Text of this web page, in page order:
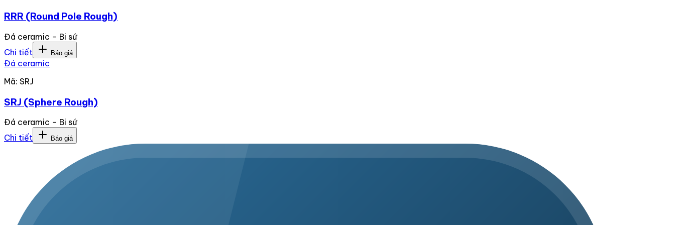
RRR (Round Pole Rough)
Đá ceramic – Bi sứ
Chi tiết
Báo giá
Đá ceramic
Mã: SRJ
SRJ (Sphere Rough)
Đá ceramic – Bi sứ
Chi tiết
Báo giá